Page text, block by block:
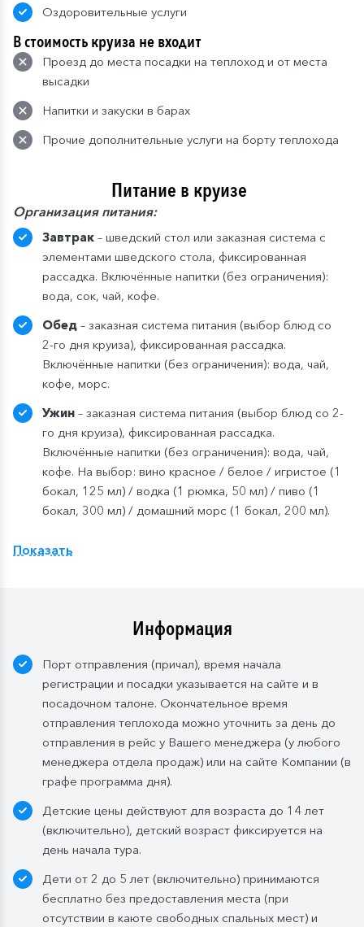
Оздоровительные услуги
В стоимость круиза не входит
Проезд до места посадки на теплоход и от места
высадки
Напитки и закуски в барах
Прочие дополнительные услуги на борту теплохода
Питание в круизе
Организация питания:
Завтрак – шведский стол или заказная система с
элементами шведского стола, фиксированная
рассадка. Включённые напитки (без ограничения):
вода, сок, чай, кофе.
Обед – заказная система питания (выбор блюд со
2-го дня круиза), фиксированная рассадка.
Включённые напитки (без ограничения): вода, чай,
кофе, морс.
Ужин – заказная система питания (выбор блюд со 2-
го дня круиза), фиксированная рассадка.
Включённые напитки (без ограничения): вода, чай,
кофе. На выбор: вино красное / белое / игристое (1
бокал, 125 мл) / водка (1 рюмка, 50 мл) / пиво (1
бокал, 300 мл) / домашний морс (1 бокал, 200 мл).
Компания
Показать
Информация
Порт отправления (причал), время начала
регистрации и посадки указывается на сайте и в
посадочном талоне. Окончательное время
отправления теплохода можно уточнить за день до
отправления в рейс у Вашего менеджера (у любого
менеджера отдела продаж) или на сайте Компании (в
графе программа дня).
Детские цены действуют для возраста до 14 лет
(включительно), детский возраст фиксируется на
день начала тура.
Дети от 2 до 5 лет (включительно) принимаются
бесплатно без предоставления места (при
отсутствии в каюте свободных спальных мест) и